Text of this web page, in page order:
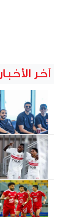
آخر الأخبار